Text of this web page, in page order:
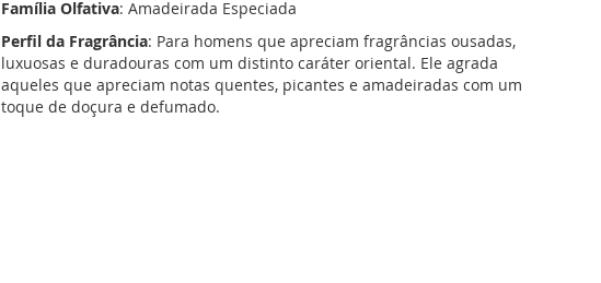
Família Olfativa: Amadeirada Especiada
Perfil da Fragrância: Para homens que apreciam fragrâncias ousadas,
luxuosas e duradouras com um distinto caráter oriental. Ele agrada
aqueles que apreciam notas quentes, picantes e amadeiradas com um
toque de doçura e defumado.